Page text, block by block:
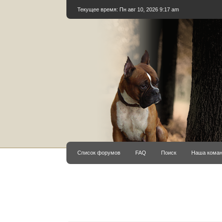
Текущее время: Пн авг 10, 2026 9:17 am
Список форумов FAQ Поиск Наша